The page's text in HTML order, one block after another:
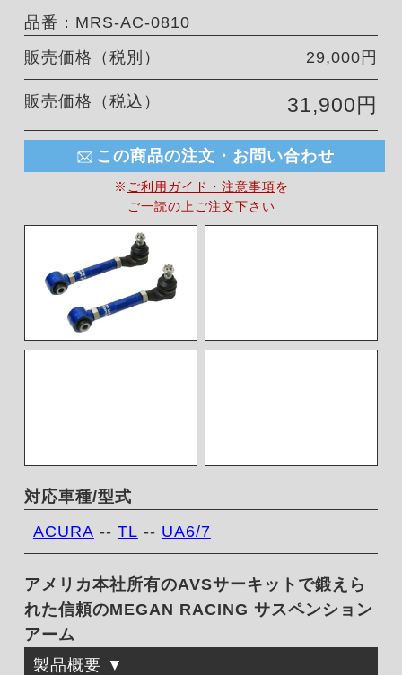
品番：MRS-AC-0810
販売価格（税別）
29,000円
販売価格（税込） 31,900円
この商品の注文・お問い合わせ
※ ご利用ガイド・注意事項を
ご一読の上ご注文下さい
対応車種/型式
ACURA -- TL -- UA6/7
アメリカ本社所有のAVSサーキットで鍛えら
れた信頼のMEGAN RACING サスペンション
アーム
製品概要